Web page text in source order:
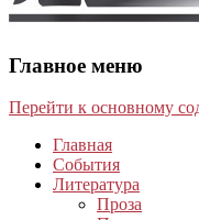
Главное меню
Перейти к основному
Главная
События
Литература
Проза